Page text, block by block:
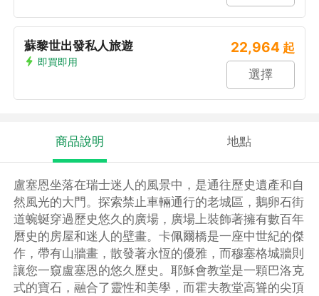
蘇黎世出發私人旅遊
即買即用
22,964 起
選擇
商品說明 地點
盧塞恩坐落在瑞士迷人的風景中，是通往歷史遺產和自
然風光的大門。探索禁止車輛通行的老城區，鵝卵石街
道蜿蜒穿過歷史悠久的廣場，廣場上裝飾著擁有數百年
曆史的房屋和迷人的壁畫。卡佩爾橋是一座中世紀的傑
作，帶有山牆畫，散發著永恆的優雅，而穆塞格城牆則
讓您一窺盧塞恩的悠久歷史。耶穌會教堂是一顆巴洛克
式的寶石，融合了靈性和美學，而霍夫教堂高聳的尖頂